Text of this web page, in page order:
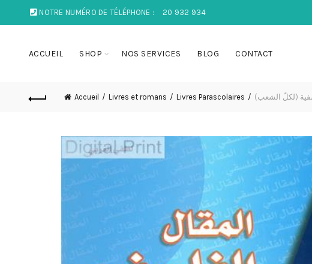
NOTRE NUMÉRO DE TÉLÉPHONE : 20 932 934
ACCUEIL SHOP NOS SERVICES BLOG CONTACT
Accueil Livres et romans Livres Parascolaires (لكلّ الشعب)